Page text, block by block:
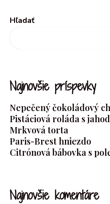
Hľadať
Najnovšie príspevky
Nepečený čokoládový
Pistáciová roláda s
Mrkvová torta
Paris-Brest hniezdo
Citrónová bábovka s
Najnovšie komentáre